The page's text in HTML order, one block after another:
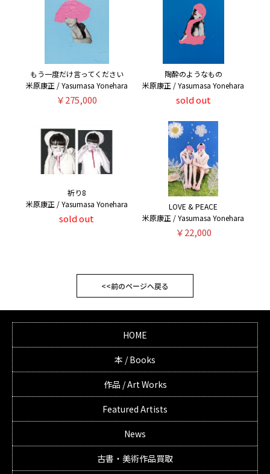
もう一度だけ言ってください
米原康正 / Yasumasa Yonehara
￥275,000
陶酔のようなもの
米原康正 / Yasumasa Yonehara
sold out
祈り8
米原康正 / Yasumasa Yonehara
sold out
LOVE & PEACE
米原康正 / Yasumasa Yonehara
￥22,000
<<前のページへ戻る
HOME
本 / Books
作品 / Art Works
Featured Artists
News
古書・美術作品買取